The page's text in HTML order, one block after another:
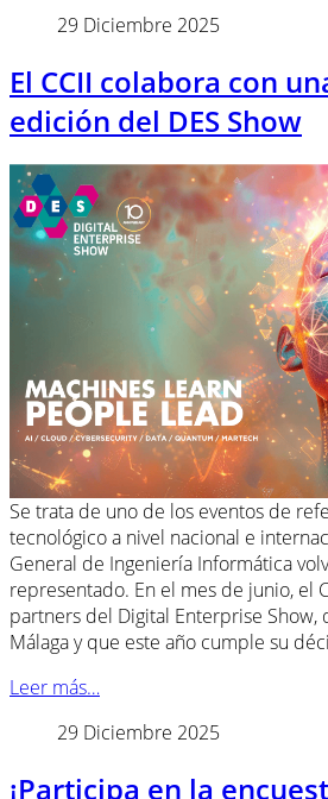
29 Diciembre 2025
El CCII colabora con
edición del DES Show
Se trata de uno de los eventos de
tecnológico a nivel nacional e
General de Ingeniería Informática
representado. En el mes de junio, el
partners del Digital Enterprise Show,
Málaga y que este año cumple su
Leer más…
29 Diciembre 2025
¡Participa en la